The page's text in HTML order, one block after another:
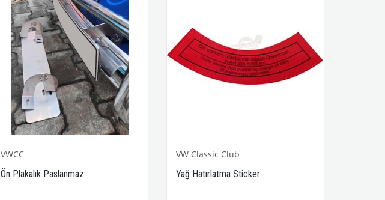
VWCC
Ön Plakalık Paslanmaz
VW Classic Club
Yağ Hatırlatma Sticker